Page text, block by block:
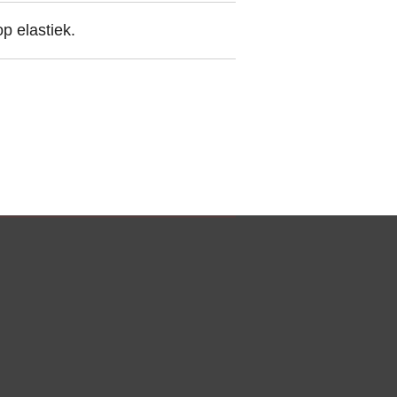
elastiek.